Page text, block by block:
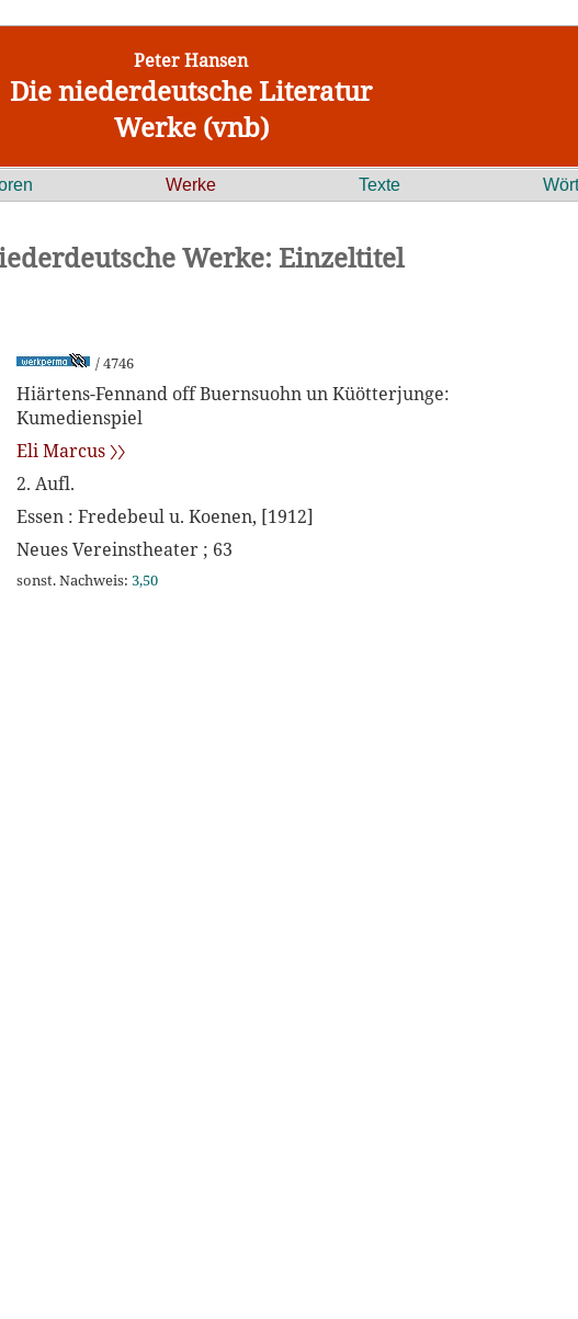
Peter Hansen
Die niederdeutsche Literatur
Werke (vnb)
Werke Texte
Werke: Einzeltitel
/ 4746
Hiärtens-Fennand off Buernsuohn un Küötterjunge:
Kumedienspiel
Eli Marcus 〉〉
2. Aufl.
Essen : Fredebeul u. Koenen, [1912]
Neues Vereinstheater ; 63
sonst. Nachweis: 3,50